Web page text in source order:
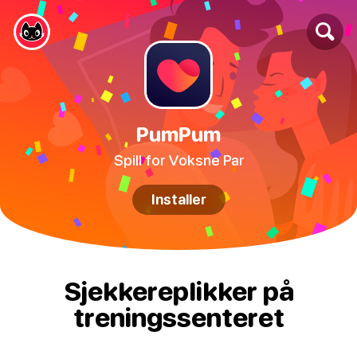
PumPum
Spill for Voksne Par
Installer
Sjekkereplikker på
treningssenteret